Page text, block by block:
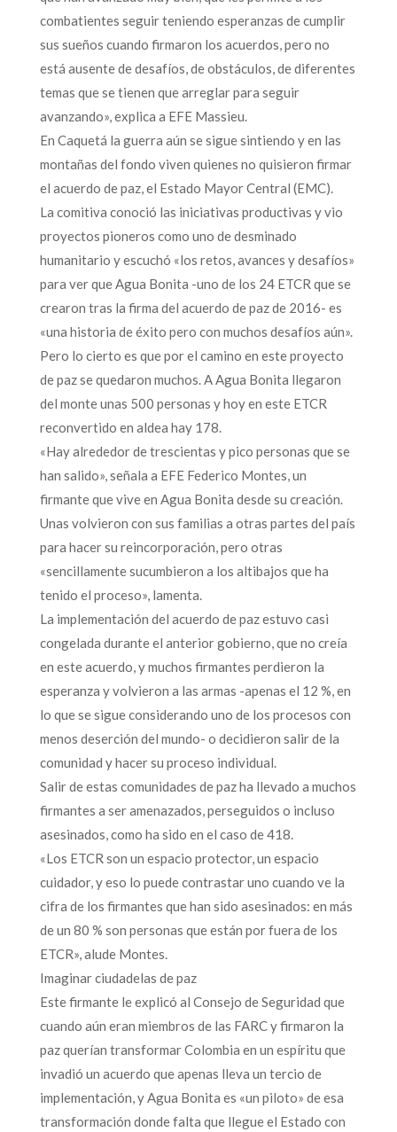
combatientes seguir teniendo esperanzas de cumplir
sus sueños cuando firmaron los acuerdos, pero no
está ausente de desafíos, de obstáculos, de diferentes
temas que se tienen que arreglar para seguir
avanzando», explica a EFE Massieu.
En Caquetá la guerra aún se sigue sintiendo y en las
montañas del fondo viven quienes no quisieron firmar
el acuerdo de paz, el Estado Mayor Central (EMC).
La comitiva conoció las iniciativas productivas y vio
proyectos pioneros como uno de desminado
humanitario y escuchó «los retos, avances y desafíos»
para ver que Agua Bonita -uno de los 24 ETCR que se
crearon tras la firma del acuerdo de paz de 2016- es
«una historia de éxito pero con muchos desafíos aún».
Pero lo cierto es que por el camino en este proyecto
de paz se quedaron muchos. A Agua Bonita llegaron
del monte unas 500 personas y hoy en este ETCR
reconvertido en aldea hay 178.
«Hay alrededor de trescientas y pico personas que se
han salido», señala a EFE Federico Montes, un
firmante que vive en Agua Bonita desde su creación.
Unas volvieron con sus familias a otras partes del país
para hacer su reincorporación, pero otras
«sencillamente sucumbieron a los altibajos que ha
tenido el proceso», lamenta.
La implementación del acuerdo de paz estuvo casi
congelada durante el anterior gobierno, que no creía
en este acuerdo, y muchos firmantes perdieron la
esperanza y volvieron a las armas -apenas el 12 %, en
lo que se sigue considerando uno de los procesos con
menos deserción del mundo- o decidieron salir de la
comunidad y hacer su proceso individual.
Salir de estas comunidades de paz ha llevado a muchos
firmantes a ser amenazados, perseguidos o incluso
asesinados, como ha sido en el caso de 418.
«Los ETCR son un espacio protector, un espacio
cuidador, y eso lo puede contrastar uno cuando ve la
cifra de los firmantes que han sido asesinados: en más
de un 80 % son personas que están por fuera de los
ETCR», alude Montes.
Imaginar ciudadelas de paz
Este firmante le explicó al Consejo de Seguridad que
cuando aún eran miembros de las FARC y firmaron la
paz querían transformar Colombia en un espíritu que
invadió un acuerdo que apenas lleva un tercio de
implementación, y Agua Bonita es «un piloto» de esa
transformación donde falta que llegue el Estado con